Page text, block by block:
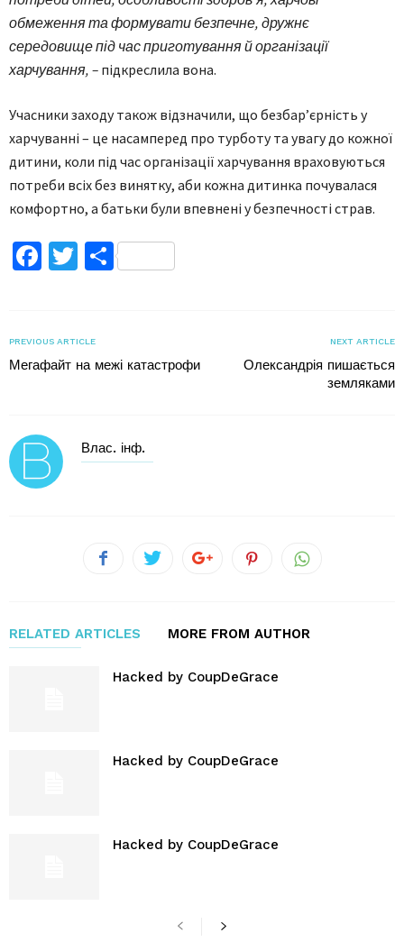
обмеження та формувати безпечне, дружнє
середовище під час приготування й організації
харчування, – підкреслила вона.
Учасники заходу також відзначили, що безбар’єрність у
харчуванні – це насамперед про турботу та увагу до кожної
дитини, коли під час організації харчування враховуються
потреби всіх без винятку, аби кожна дитинка почувалася
комфортно, а батьки були впевнені у безпечності страв.
Facebook
TwitterПоділитися
PREVIOUS ARTICLE
Мегафайт на межі катастрофи
NEXT ARTICLE
Олександрія пишається
земляками
Влас. інф.
RELATED ARTICLES MORE FROM AUTHOR
Hacked by CoupDeGrace
Hacked by CoupDeGrace
Hacked by CoupDeGrace